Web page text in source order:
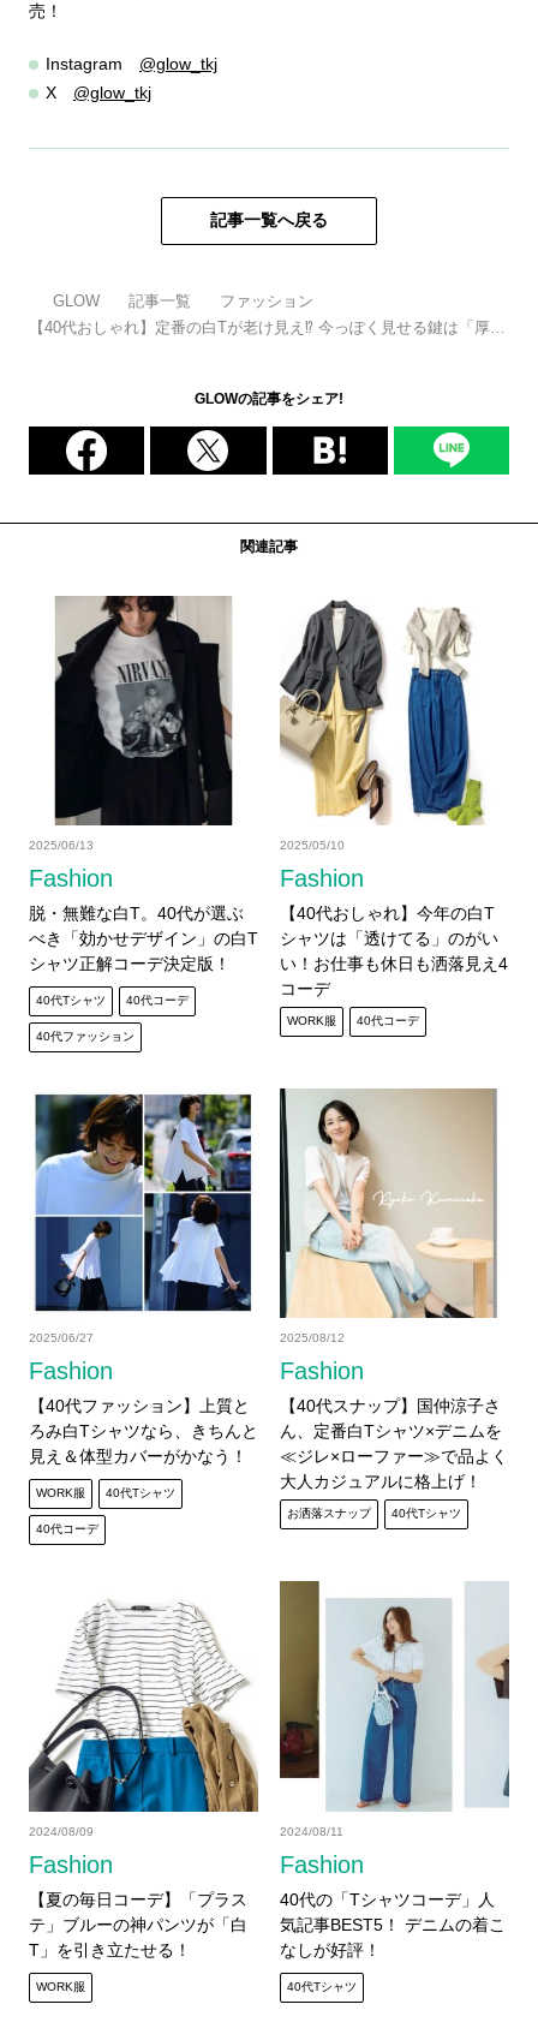
売！
Instagram @glow_tkj
X @glow_tkj
記事一覧へ戻る
GLOW 記事一覧
ファッション
【40代おしゃれ】定番の白Tが老け見え⁉ 今っぽく見せる鍵は「厚
GLOWの記事をシェア!
関連記事
Fashion
2025/06/13
脱・無難な白T。40代が選ぶ
べき「効かせデザイン」の白T
シャツ正解コーデ決定版！
40代Tシャツ 40代コーデ
40代ファッション
Fashion
2025/05/10
【40代おしゃれ】今年の白T
シャツは「透けてる」のがい
い！お仕事も休日も洒落見え4
コーデ
WORK服 40代コーデ
Fashion
2025/06/27
【40代ファッション】上質と
ろみ白Tシャツなら、きちんと
見え＆体型カバーがかなう！
WORK服 40代Tシャツ
40代コーデ
Fashion
2025/08/12
【40代スナップ】国仲涼子さ
ん、定番白Tシャツ×デニムを
≪ジレ×ローファー≫で品よく
大人カジュアルに格上げ！
お洒落スナップ 40代Tシャツ
Fashion
2024/08/09
【夏の毎日コーデ】「プラス
テ」ブルーの神パンツが「白
T」を引き立たせる！
WORK服
Fashion
2024/08/11
40代の「Tシャツコーデ」人
気記事BEST5！ デニムの着こ
なしが好評！
40代Tシャツ